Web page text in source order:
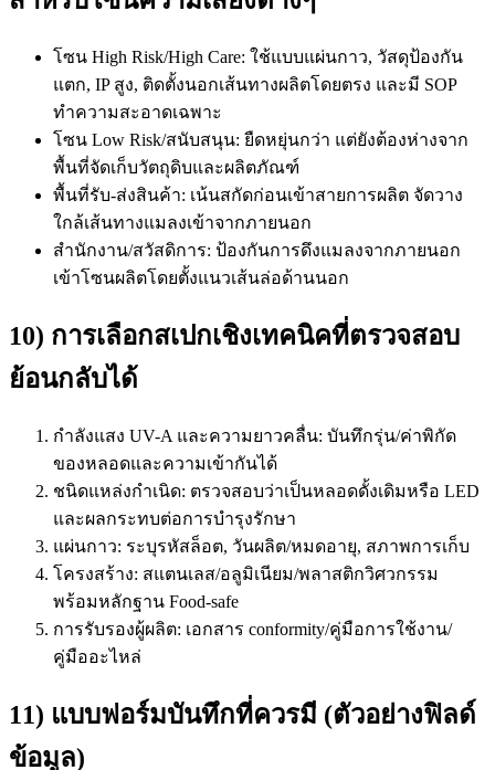
โซน High Risk/High Care: ใช้แบบแผ่นกาว, วัสดุป้องกัน
แตก, IP สูง, ติดตั้งนอกเส้นทางผลิตโดยตรง และมี SOP
ทำความสะอาดเฉพาะ
โซน Low Risk/สนับสนุน: ยืดหยุ่นกว่า แต่ยังต้องห่างจาก
พื้นที่จัดเก็บวัตถุดิบและผลิตภัณฑ์
พื้นที่รับ-ส่งสินค้า: เน้นสกัดก่อนเข้าสายการผลิต จัดวาง
ใกล้เส้นทางแมลงเข้าจากภายนอก
สำนักงาน/สวัสดิการ: ป้องกันการดึงแมลงจากภายนอก
เข้าโซนผลิตโดยตั้งแนวเส้นล่อด้านนอก
10) การเลือกสเปกเชิงเทคนิคที่ตรวจสอบ
ย้อนกลับได้
กำลังแสง UV-A และความยาวคลื่น: บันทึกรุ่น/ค่าพิกัด
ของหลอดและความเข้ากันได้
ชนิดแหล่งกำเนิด: ตรวจสอบว่าเป็นหลอดดั้งเดิมหรือ LED
และผลกระทบต่อการบำรุงรักษา
แผ่นกาว: ระบุรหัสล็อต, วันผลิต/หมดอายุ, สภาพการเก็บ
โครงสร้าง: สแตนเลส/อลูมิเนียม/พลาสติกวิศวกรรม
พร้อมหลักฐาน Food-safe
การรับรองผู้ผลิต: เอกสาร conformity/คู่มือการใช้งาน/
คู่มืออะไหล่
11) แบบฟอร์มบันทึกที่ควรมี (ตัวอย่างฟิลด์
ข้อมูล)